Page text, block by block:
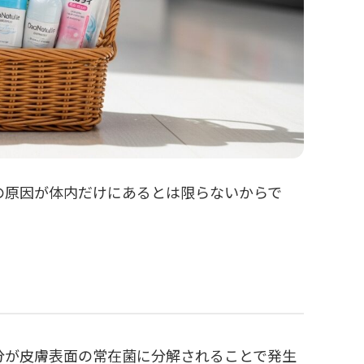
因が体内だけにあるとは限らないからで
皮膚表面の常在菌に分解されることで発生